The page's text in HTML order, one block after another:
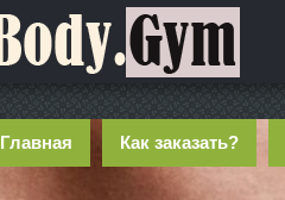
Главная Как заказать?